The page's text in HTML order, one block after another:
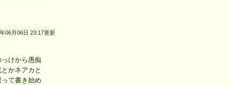
06月06日 23:17更新
っけから愚痴
かネアカと
て書き始め